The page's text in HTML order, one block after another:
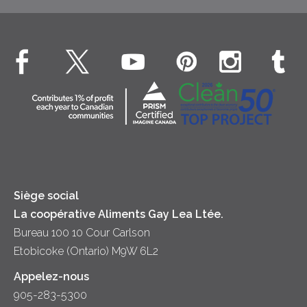
Soupes
Fromage cottage
Crème sure
Bien-être des animaux
Principes coopératifs
Contactez-nous
Location
Siège social
La coopérative Aliments Gay Lea Ltée.
Bureau 100 10 Cour Carlson
Etobicoke (Ontario) M9W 6L2
Appelez-nous
905-283-5300